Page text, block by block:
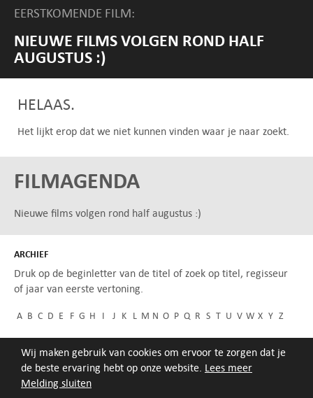
Melding sluiten
Wij maken gebruik van cookies om ervoor te zorgen dat je
de beste ervaring hebt op onze website. Lees meer
EERSTKOMENDE FILM:
NIEUWE FILMS VOLGEN ROND HALF
AUGUSTUS :)
HELAAS.
Het lijkt erop dat we niet kunnen vinden waar je naar zoekt.
FILMAGENDA
Nieuwe films volgen rond half augustus :)
ARCHIEF
Druk op de beginletter van de titel of zoek op titel, regisseur
of jaar van eerste vertoning.
A B C D E F G H I J K L M N O P Q R S T U V W X Y Z